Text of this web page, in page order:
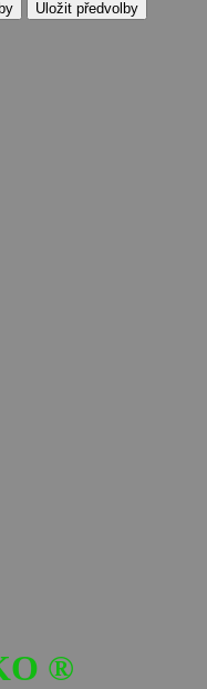
Uložit předvolby
®